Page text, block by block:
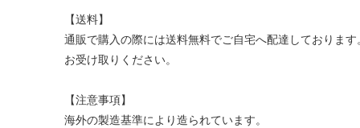
【送料】
通販で購入の際には送料無料でご自宅へ配達しておりま
お受け取りください。
【注意事項】
海外の製造基準により造られています。